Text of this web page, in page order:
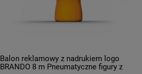
Balon reklamowy z nadrukiem logo
BRANDO 8 m Pneumatyczne figury z